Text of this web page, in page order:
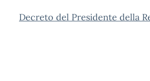
Decreto del Presidente della